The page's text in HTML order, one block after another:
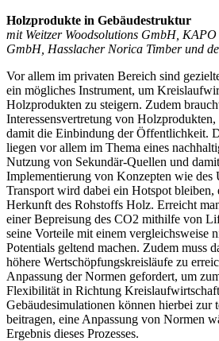
Holzprodukte in Gebäudestruktur
mit Weitzer Woodsolutions GmbH,
GmbH, Hasslacher Norica Timber und
Vor allem im privaten Bereich sind
ein mögliches Instrument, um
Holzprodukten zu steigern. Zudem
Interessensvertretung von
damit die Einbindung der Öffentlichkeit.
liegen vor allem im Thema eines
Nutzung von Sekundär-Quellen und
Implementierung von Konzepten wie
Transport wird dabei ein Hotspot bleiben,
Herkunft des Rohstoffs Holz. Erreicht
einer Bepreisung des CO2 mithilfe von
seine Vorteile mit einem vergleichsweise
Potentials geltend machen. Zudem muss
höhere Wertschöpfungskreisläufe zu
Anpassung der Normen gefordert, um
Flexibilität in Richtung
Gebäudesimulationen können hierbei zur
beitragen, eine Anpassung von Normen
Ergebnis dieses Prozesses.